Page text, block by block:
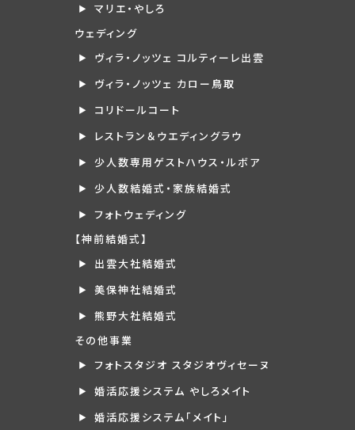
マリエ・やしろ
ウェディング
ヴィラ・ノッツェ コルティーレ出雲
ヴィラ・ノッツェ カロー鳥取
コリドールコート
レストラン＆ウエディングラウ
少人数専用ゲストハウス・ルボア
少人数結婚式・家族結婚式
フォトウェディング
【神前結婚式】
出雲大社結婚式
美保神社結婚式
熊野大社結婚式
その他事業
フォトスタジオ スタジオヴィセーヌ
婚活応援システム やしろメイト
婚活応援システム「メイト」